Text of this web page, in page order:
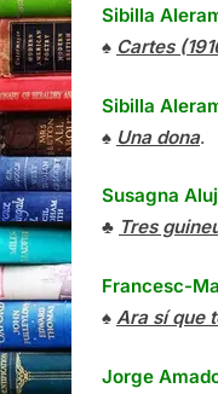
Sibilla
♠ Cartes
Sibilla
♠ Una dona.
Susagna
♣ Tres
Francesc-
♠ Ara sí que
Jorge